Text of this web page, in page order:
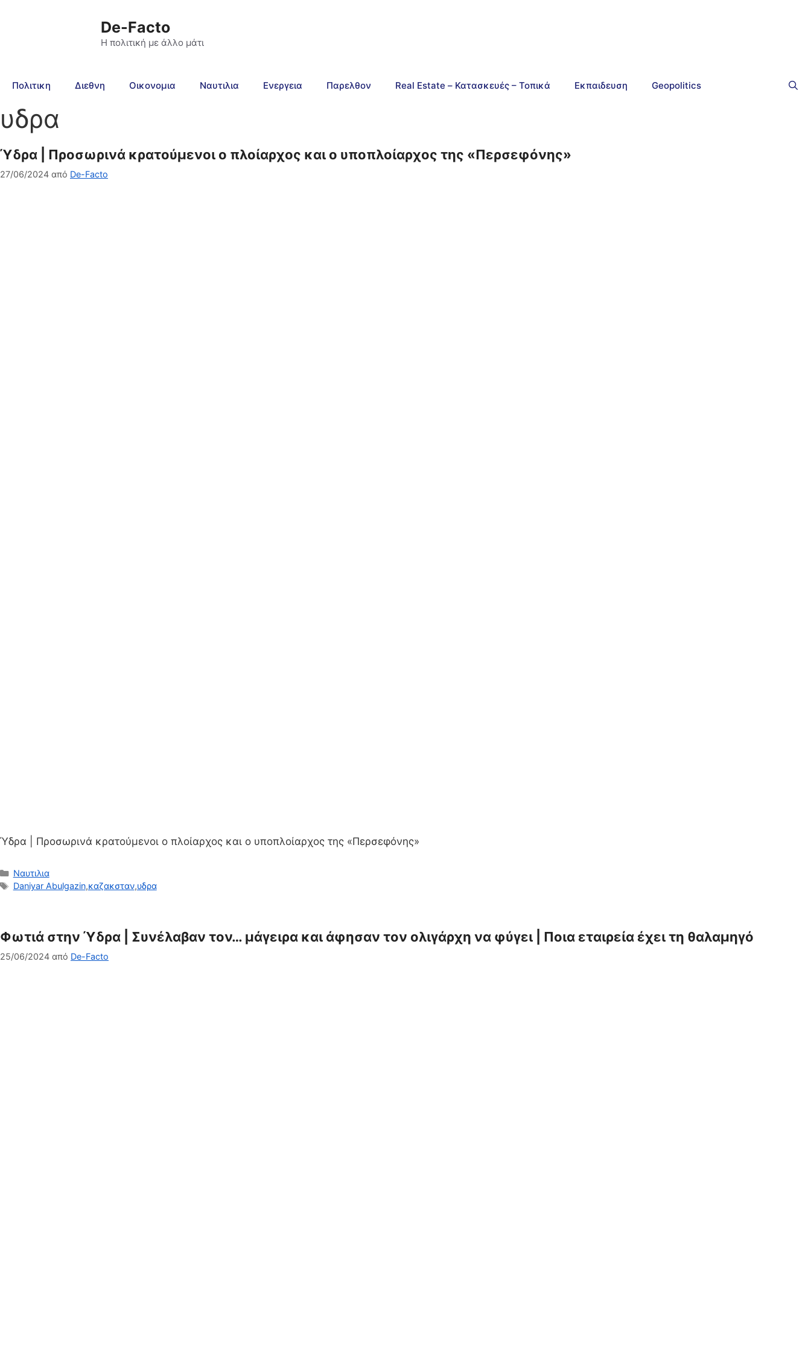
De-Facto
Η πολιτική με άλλο μάτι
Πολιτικη Διεθνη Οικονομια Ναυτιλια Ενεργεια Παρελθον Real Estate – Κατασκευές – Τοπικά Εκπαιδευση Geopolitics
υδρα
Ύδρα | Προσωρινά κρατούμενοι ο πλοίαρχος και ο υποπλοίαρχος της «Περσεφόνης»
27/06/2024 από De-Facto
Ύδρα | Προσωρινά κρατούμενοι ο πλοίαρχος και ο υποπλοίαρχος της «Περσεφόνης»
Κατηγορίες
Ναυτιλια
Ετικέτες
Daniyar Abulgazin,καζακσταν,υδρα
Φωτιά στην Ύδρα | Συνέλαβαν τον… μάγειρα και άφησαν τον ολιγάρχη να φύγει | Ποια εταιρεία έχει τη θαλαμηγό
25/06/2024 από De-Facto